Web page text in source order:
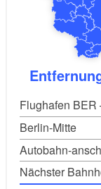
Flughafen BER
Berlin-Mitte
Autobahn-
Nächster